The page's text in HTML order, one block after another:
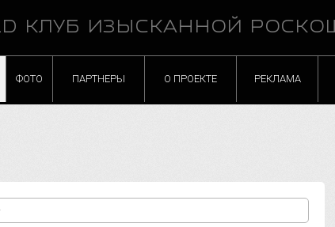
КЛУБ ИЗЫСКАННОЙ
ФОТО ПАРТНЕРЫ О ПРОЕКТЕ РЕКЛАМА